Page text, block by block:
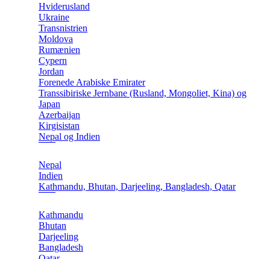
Hviderusland
Ukraine
Transnistrien
Moldova
Rumænien
Cypern
Jordan
Forenede Arabiske Emirater
Transsibiriske Jernbane (Rusland, Mongoliet, Kina) og
Japan
Azerbaijan
Kirgisistan
Nepal og Indien
Nepal
Indien
Kathmandu, Bhutan, Darjeeling, Bangladesh, Qatar
Kathmandu
Bhutan
Darjeeling
Bangladesh